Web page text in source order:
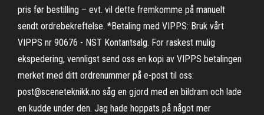
pris før bestilling – evt. vil dette fremkomme på manuelt
sendt ordrebekreftelse. *Betaling med VIPPS: Bruk vårt
VIPPS nr 90676 - NST Kontantsalg. For raskest mulig
ekspedering, vennligst send oss en kopi av VIPPS betalingen
merket med ditt ordrenummer på e-post til oss:
post@sceneteknikk.no såg en gjord med en bildram och lade
en kudde under den. Jag hade hoppats på något mer